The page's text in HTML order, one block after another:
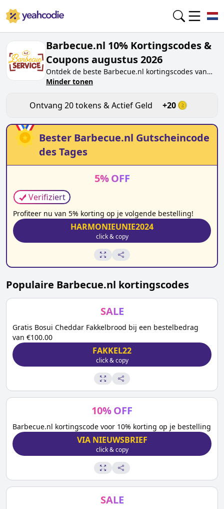
Barbecue.nl 10% Kortingscodes &
Coupons augustus 2026
Ontdek de beste Barbecue.nl kortingscodes van
vandaag vooraugustus 2026
barbecue.nldoor de code te testen. Ontvang
beloningen wanneer jeBarbecue.nl
kortingscodes
indient en andere kopers helpt besparen.
Minder tonen
Ontvang 20 tokens & Actief Geld +20
Bester Barbecue.nl Gutscheincode
des Tages
5% OFF
Verifiziert
Profiteer nu van 5% korting op je volgende bestelling!
HARMONIEUNIE2024
click & copy
Populaire Barbecue.nl kortingscodes
SALE
Gratis Bosui Cheddar Fakkelbrood bij een bestelbedrag
van €100.00
FAKKEL22
click & copy
10%OFF
Barbecue.nl kortingscode voor 10% korting op je bestelling
VIA NIEUWSBRIEF
click & copy
SALE